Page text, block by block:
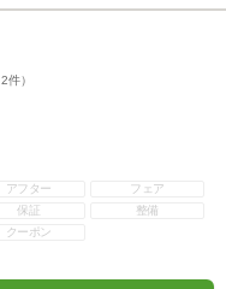
2件）
アフター
フェア
保証
整備
クーポン